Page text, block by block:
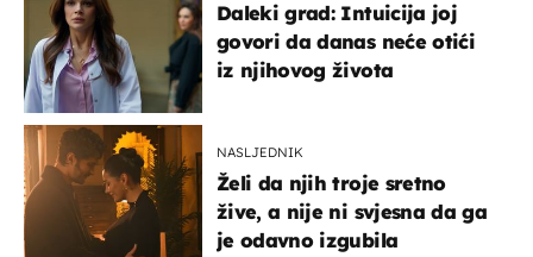
Daleki grad: Intuicija joj
govori da danas neće otići
iz njihovog života
NASLJEDNIK
Želi da njih troje sretno
žive, a nije ni svjesna da ga
je odavno izgubila